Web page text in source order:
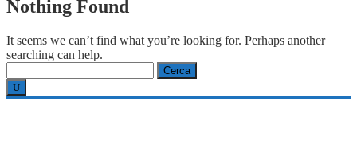
Nothing Found
It seems we can’t find what you’re looking for. Perhaps another
searching can help.
per: